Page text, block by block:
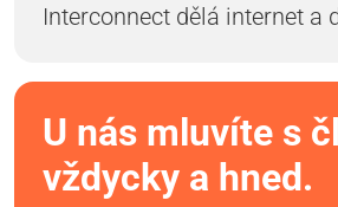
Interconnect dělá internet a
U nás mluvíte s
vždycky a hned.